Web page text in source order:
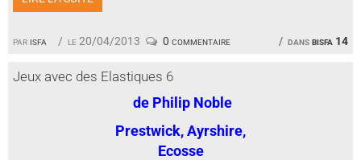
par isfa le 20/04/2013 dansbisfa 14
0 commentaire
Jeux avec des Elastiques 6
de Philip Noble
Prestwick, Ayrshire,
Ecosse